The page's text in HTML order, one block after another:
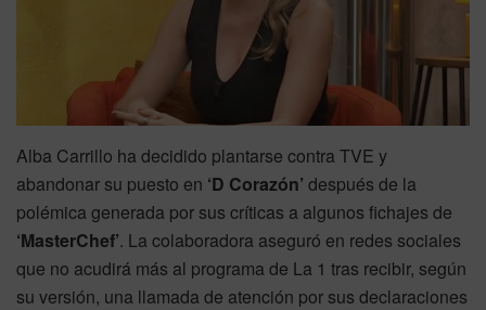
Alba Carrillo ha decidido plantarse contra TVE y
abandonar su puesto en ‘D Corazón’ después de la
polémica generada por sus críticas a algunos fichajes de
‘MasterChef’. La colaboradora aseguró en redes sociales
que no acudirá más al programa de La 1 tras recibir, según
su versión, una llamada de atención por sus declaraciones